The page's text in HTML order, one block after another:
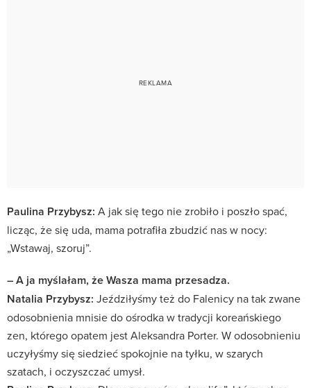
Paulina Przybysz: A jak się tego nie zrobiło i poszło spać,
licząc, że się uda, mama potrafiła zbudzić nas w nocy:
„Wstawaj, szoruj”.
– A ja myślałam, że Wasza mama przesadza.
Natalia Przybysz: Jeździłyśmy też do Falenicy na tak zwane
odosobnienia mnisie do ośrodka w tradycji koreańskiego
zen, którego opatem jest Aleksandra Porter. W odosobnieniu
uczyłyśmy się siedzieć spokojnie na tyłku, w szarych
szatach, i oczyszczać umysł.